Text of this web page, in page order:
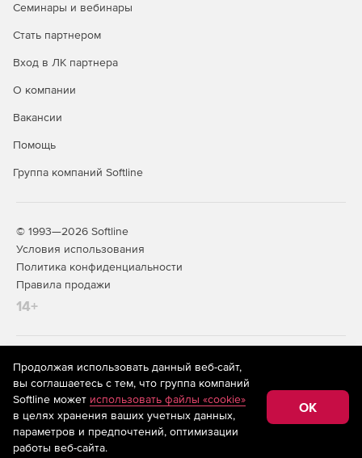
Семинары и вебинары
Стать партнером
Вход в ЛК партнера
О компании
Вакансии
Помощь
Группа компаний Softline
© 1993—2026 Softline
Условия использования
Политика конфиденциальности
Правила продажи
14+
На информационном ресурсе store.softline.ru применяются
рекомендательные технологии
(информационные технологии
предоставления информации на основе сбора,
систематизации и анализа сведений, относящихся к
предпочтениям пользователей сети «Интернет»,
находящихся на территории Российской Федерации)
Продолжая использовать данный веб-сайт,
вы соглашаетесь с тем, что группа компаний
Softline может использовать файлы «cookie»
в целях хранения ваших учетных данных,
параметров и предпочтений, оптимизации
работы веб-сайта.
OK